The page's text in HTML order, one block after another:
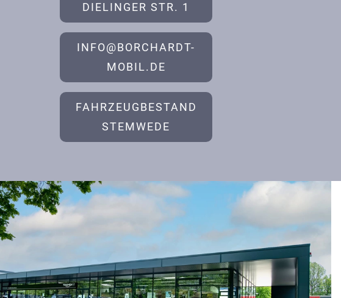
DIELINGER STR. 1
INFO@BORCHARDT-
MOBIL.DE
FAHRZEUGBESTAND
STEMWEDE